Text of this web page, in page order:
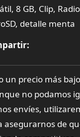
8 GB, Clip,
detalle menta
no podamos
envíes,
asegurarnos de